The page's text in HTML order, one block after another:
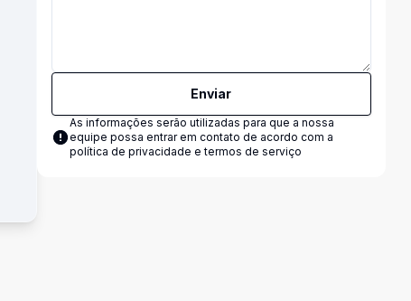
Enviar
As informações serão utilizadas para que a nossa
equipe possa entrar em contato de acordo com a
política de privacidade e termos de serviço